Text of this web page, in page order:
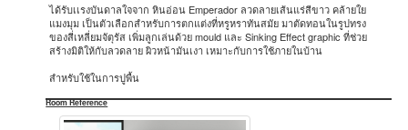
ได้รับเเรงบันดาลใจจาก หินอ่อน Emperador ลวดลายเส้นแร่สีขาว คล้ายใย
แมงมุม เป็นตัวเลือกสำหรับการตกแต่งที่หรูหราทันสมัย มาตัดทอนในรูปทรง
ของสี่เหลี่ยมจัตุรัส เพิ่มลูกเล่นด้วย mould และ Sinking Effect graphic ที่ช่วย
สร้างมิติให้กับลวดลาย ผิวหน้ามันเงา เหมาะกับการใช้ภายในบ้าน
สำหรับใช้ในการปูพื้น
Room Reference